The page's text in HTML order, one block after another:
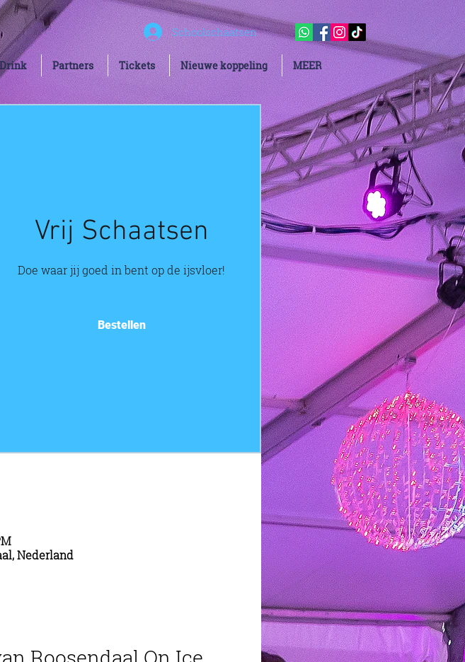
Schoolschaatsen
Partners Tickets Nieuwe koppeling MEER
Vrij Schaatsen
Doe waar jij goed in bent op de ijsvloer!
Bestellen
Nederland